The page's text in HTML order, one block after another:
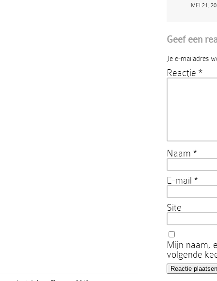
MEI 21,
Geef een
Je e-mailadres
Reactie *
Naam *
E-mail *
Site
Mijn naam,
volgende